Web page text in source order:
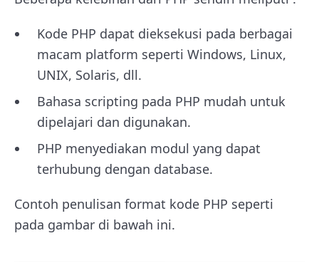
Kode PHP dapat dieksekusi pada berbagai
macam platform seperti Windows, Linux,
UNIX, Solaris, dll.
Bahasa scripting pada PHP mudah untuk
dipelajari dan digunakan.
PHP menyediakan modul yang dapat
terhubung dengan database.
Contoh penulisan format kode PHP seperti
pada gambar di bawah ini.